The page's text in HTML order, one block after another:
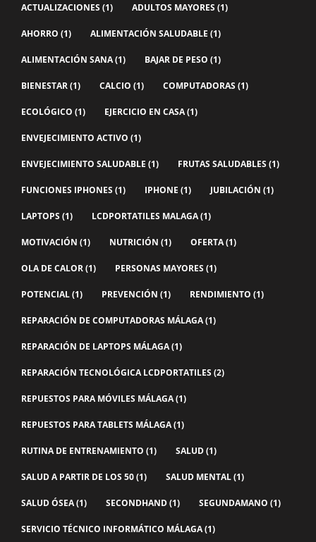
ACTUALIZACIONES (1) ADULTOS MAYORES (1)
AHORRO (1) ALIMENTACIÓN SALUDABLE (1)
ALIMENTACIÓN SANA(1) BAJAR DE PESO (1)
BIENESTAR(1) CALCIO (1) COMPUTADORAS (1)
ECOLÓGICO (1) EJERCICIO EN CASA(1)
ENVEJECIMIENTO ACTIVO (1)
ENVEJECIMIENTO SALUDABLE (1) FRUTAS SALUDABLES (1)
FUNCIONES IPHONES (1) IPHONE (1) JUBILACIÓN (1)
LAPTOPS (1) LCDPORTATILES MALAGA(1)
MOTIVACIÓN (1) NUTRICIÓN (1) OFERTA(1)
OLA DE CALOR(1) PERSONAS MAYORES (1)
POTENCIAL(1) PREVENCIÓN (1) RENDIMIENTO (1)
REPARACIÓN DE COMPUTADORAS MÁLAGA(1)
REPARACIÓN DE LAPTOPS MÁLAGA(1)
REPARACIÓN TECNOLÓGICA LCDPORTATILES (2)
REPUESTOS PARA MÓVILES MÁLAGA(1)
REPUESTOS PARA TABLETS MÁLAGA(1)
RUTINA DE ENTRENAMIENTO (1) SALUD(1)
SALUD A PARTIR DE LOS 50(1) SALUD MENTAL(1)
SALUD ÓSEA(1) SECONDHAND(1) SEGUNDAMANO (1)
SERVICIO TÉCNICO INFORMÁTICO MÁLAGA(1)